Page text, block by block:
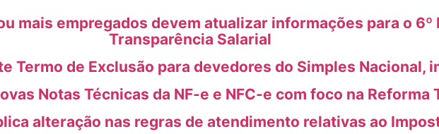
mais empregados devem atualizar informações para o 6º
Transparência Salarial
Termo de Exclusão para devedores do Simples Nacional,
Notas Técnicas da NF-e e NFC-e com foco na Reforma
alteração nas regras de atendimento relativas ao